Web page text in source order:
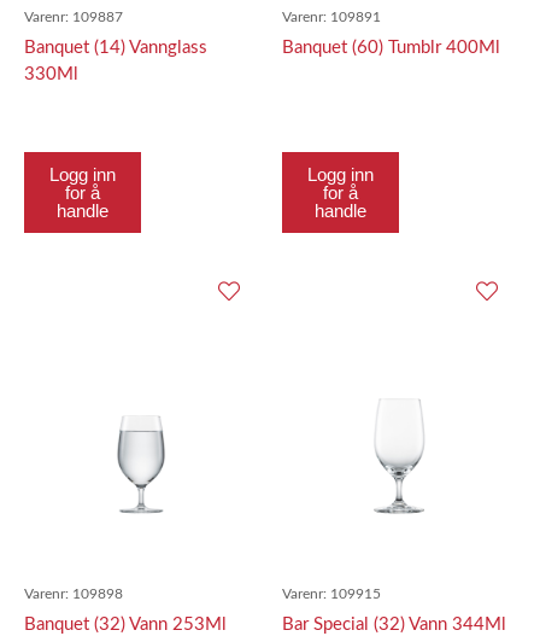
Varenr: 109887
Banquet (14) Vannglass
330Ml
Logg inn
for å
handle
Varenr: 109891
Banquet (60) Tumblr 400Ml
Logg inn
for å
handle
Varenr: 109898
Banquet (32) Vann 253Ml
Varenr: 109915
Bar Special (32) Vann 344Ml